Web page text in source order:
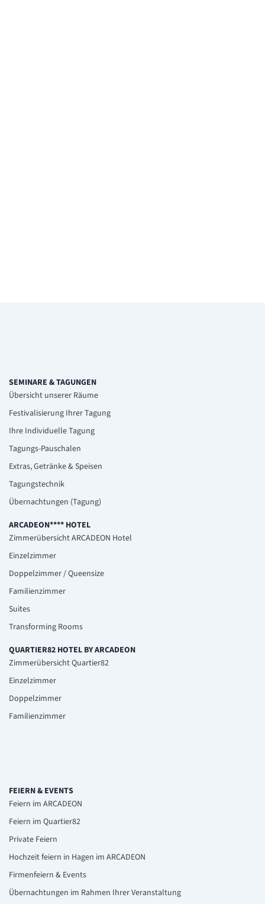
SEMINARE & TAGUNGEN
Übersicht unserer Räume
Festivalisierung Ihrer Tagung
Ihre Individuelle Tagung
Tagungs-Pauschalen
Extras, Getränke & Speisen
Tagungstechnik
Übernachtungen (Tagung)
ARCADEON**** HOTEL
Zimmerübersicht ARCADEON Hotel
Einzelzimmer
Doppelzimmer / Queensize
Familienzimmer
Suites
Transforming Rooms
QUARTIER82 HOTEL BY ARCADEON
Zimmerübersicht Quartier82
Einzelzimmer
Doppelzimmer
Familienzimmer
FEIERN & EVENTS
Feiern im ARCADEON
Feiern im Quartier82
Private Feiern
Hochzeit feiern in Hagen im ARCADEON
Firmenfeiern & Events
Übernachtungen im Rahmen Ihrer Veranstaltung